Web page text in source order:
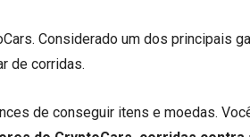
Considerado um dos principais
de corridas.
de conseguir itens e moedas.